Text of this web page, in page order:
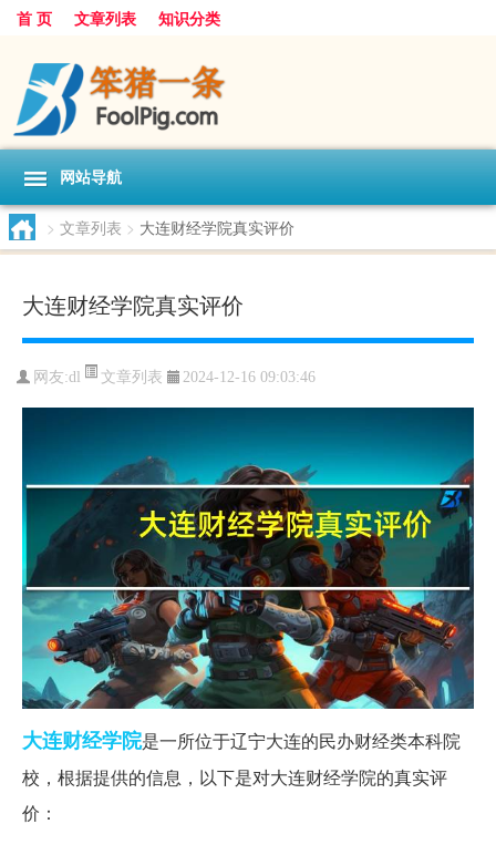
首 页 文章列表 知识分类
网站导航
> 文章列表 > 大连财经学院真实评价
大连财经学院真实评价
网友:dl 文章列表 2024-12-16 09:03:46
大连财经学院是一所位于辽宁大连的民办财经类本科院
校，根据提供的信息，以下是对大连财经学院的真实评
价：